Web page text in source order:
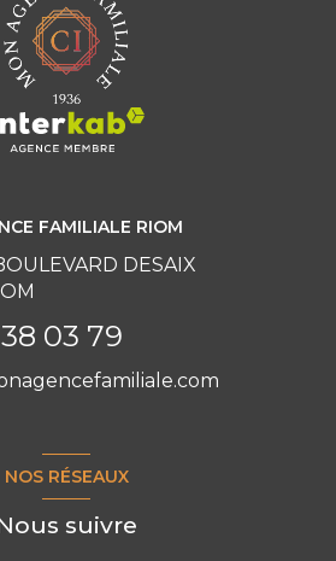
FAMILIALE RIOM
DESAIX
03 79
NOS RÉSEAUX
suivre